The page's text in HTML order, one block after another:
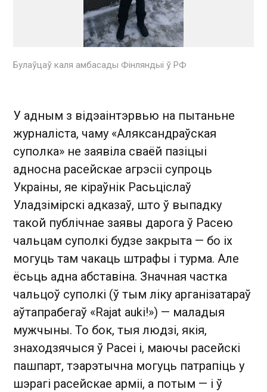
Булаўцаў каля амбасады Фінляндыі ў РФ
У адным з відэаінтэрвью на пытаньне
журналіста, чаму «Аляксандраўская
суполка» не заявіла сваёй пазіцыі
адносна расейскае агрэсіі супроць
Украіны, яе кіраўнік Расьціслаў
Уладзімірскі адказаў, што ў выпадку
такой публічнае заявы дарога ў Расею
чальцам суполкі будзе закрыта — бо іх
могуць там чакаць штрафы і турма. Але
ёсьць адна абставіна. Значная частка
чальцоў суполкі (ў тым ліку арганізатараў
аўтапрабегаў «Rajat auki!») — маладыя
мужчыны. То бок, тыя людзі, якія,
знаходзячыся ў Расеі і, маючы расейскі
пашпарт, тэарэтычна могуць патрапіць у
шэрагі расейскае арміі, а потым — і ў